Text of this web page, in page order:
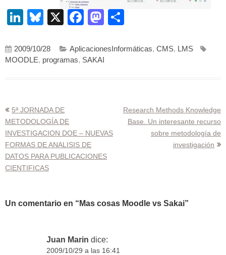
LinkedIn
Bluesky
X Facebook
Mastodon
2009/10/28 AplicacionesInformáticas, CMS, LMS
MOODLE, programas, SAKAI
Navegación
de
entradas
5ª JORNADA DE
METODOLOGÍA DE
INVESTIGACION DOE – NUEVAS
FORMAS DE ANALISIS DE
DATOS PARA PUBLICACIONES
CIENTIFICAS
Research Methods Knowledge
Base. Un interesante recurso
sobre metodología de
investigación
Un comentario en “ Mas cosas Moodle vs Sakai”
Juan Marin dice:
2009/10/29 a las 16:41